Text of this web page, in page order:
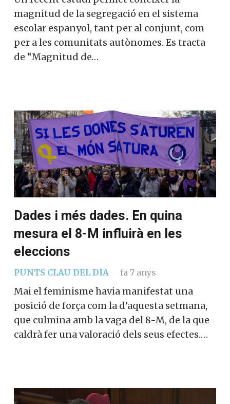
magnitud de la segregació en el sistema
escolar espanyol, tant per al conjunt, com
per a les comunitats autònomes. Es tracta
de “Magnitud de…
Dades i més dades. En quina
mesura el 8-M influirà en les
eleccions
PUNTS CLAU DEL DIA fa 7 anys
Mai el feminisme havia manifestat una
posició de força com la d’aquesta setmana,
que culmina amb la vaga del 8-M, de la que
caldrà fer una valoració dels seus efectes.…